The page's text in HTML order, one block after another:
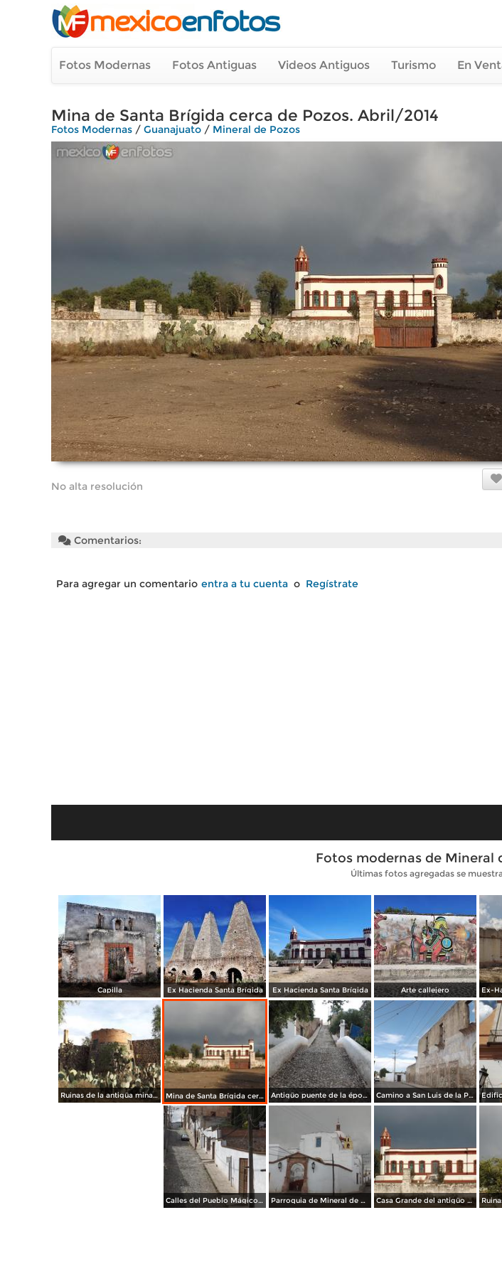
Fotos Modernas Fotos Antiguas Videos Antiguos Turismo En
Mina de Santa Brígida cerca de Pozos. Abril/2014
Fotos Modernas / Guanajuato / Mineral de Pozos
No alta resolución
Comentarios:
Para agregar un comentario entra a tu cuenta o Regístrate
Fotos modernas de Mineral
Últimas fotos agregadas se
Capilla Ex Hacienda Santa Brígida Ex Hacienda Santa Brígida Arte callejero
Ruinas de la antigüa mina de Santa Brígida. Abril/2014 Mina de Santa Brígida cerca de Pozos. Abril/2014 Antigüo puente de la época del auge minero siglo XIX. Abril/2014 Camino a San Luis de la Paz y ruinas de Mineral de Pozos. Abril/2014
Calles del Pueblo Mágico de Pozos. Abril/2014 Parroquia de Mineral de Pozos. Abril/2014 Casa Grande del antigüo Mineral de Santa Brígida. Abril/2014